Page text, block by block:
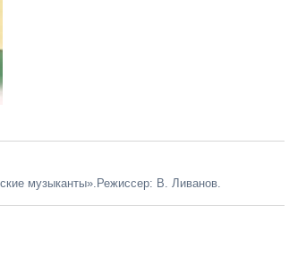
музыканты».Режиссер: В. Ливанов.